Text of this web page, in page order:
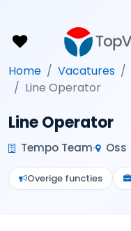
Home Vacatures
Line Operator
Line Operator
Tempo Team Oss
Overige functies